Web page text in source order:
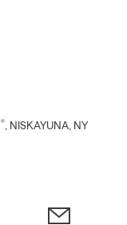
®, NISKAYUNA, NY